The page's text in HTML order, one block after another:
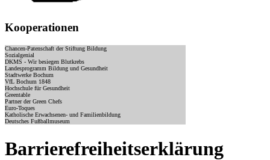
Kooperationen
Chancen-Patenschaft der Stiftung Bildung
Sozialgenial
DKMS - Wir besiegen Blutkrebs
Landesprogramm Bildung und Gesundheit
Stadtwerke Bochum
VfL Bochum 1848
Hochschule für Gesundheit
Greentable
Partner der Green Chefs
Euro-Toques
Katholische Erwachsenen- und Familienbildung
Deutsches Fußballmuseum
Barrierefreiheitserklärung